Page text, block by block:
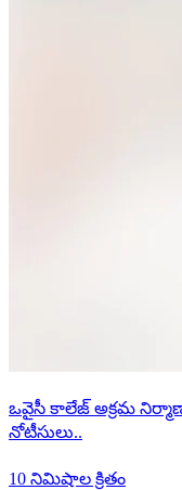
ఒవైసీ కాలేజ్ అక్రమ
నోటీసులు..
10 నిమిషాల క్రితం